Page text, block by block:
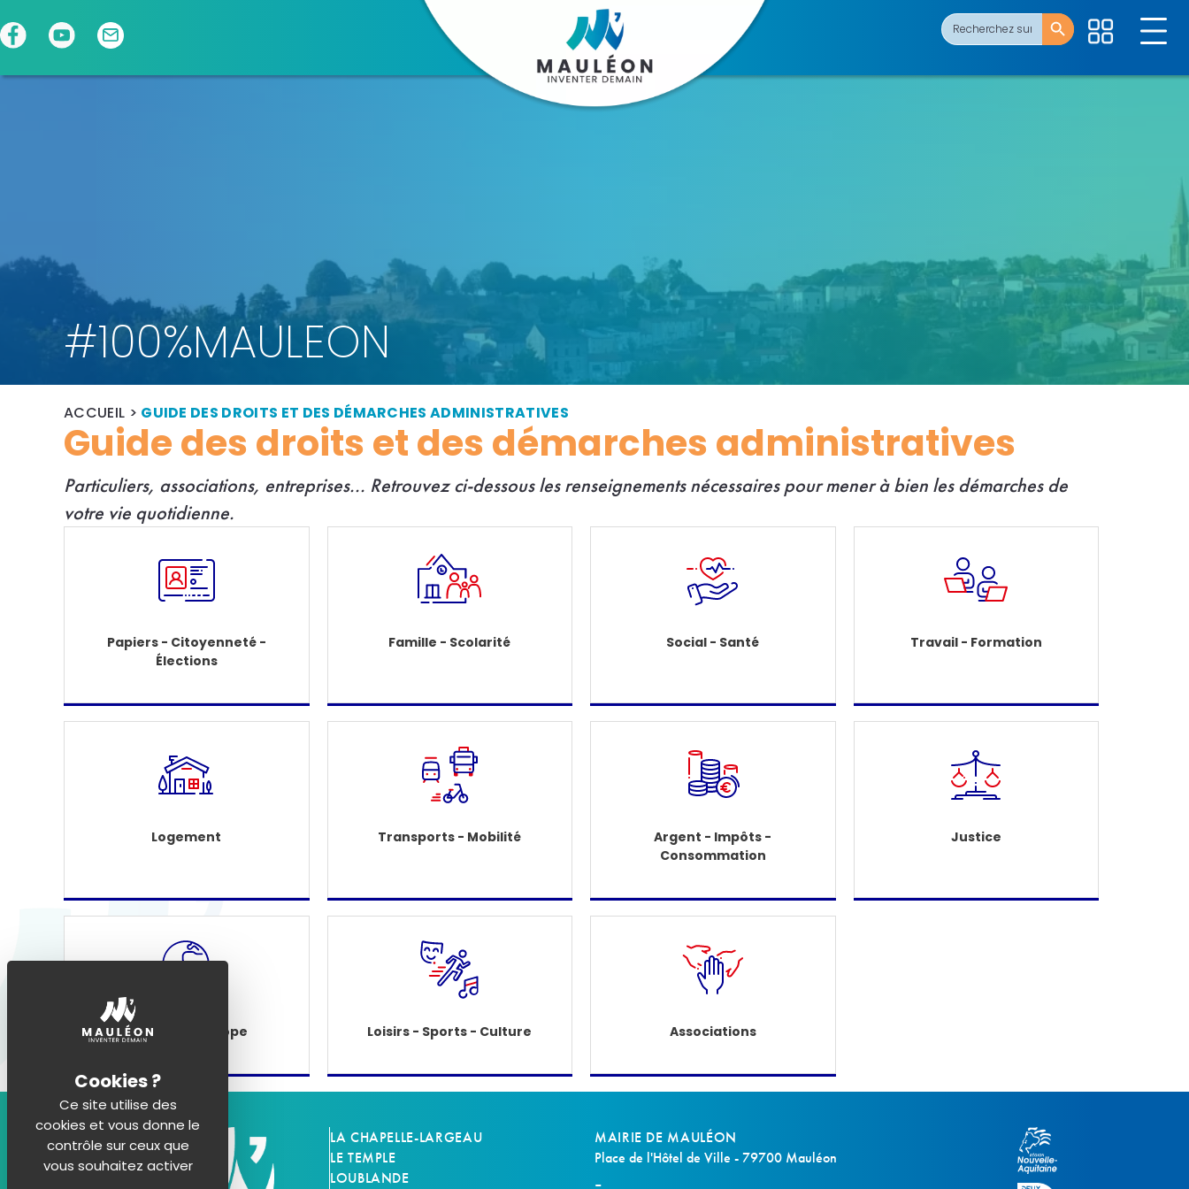
Search
for:
Search Button
#100%MAULEON
ACCUEIL > GUIDE DES DROITS ET DES DÉMARCHES ADMINISTRATIVES
Guide des droits et des démarches administratives
Particuliers, associations, entreprises... Retrouvez ci-dessous les renseignements nécessaires pour mener à bien les démarches de
votre vie quotidienne.
Papiers - Citoyenneté -
Élections
Famille - Scolarité Social - Santé Travail - Formation
Logement Transports - Mobilité
Argent - Impôts -
Consommation
Justice
Étranger - Europe Loisirs - Sports - Culture Associations
LA CHAPELLE-LARGEAU
LE TEMPLE
LOUBLANDE
MAIRIE DE MAULÉON
Place de l'Hôtel de Ville - 79700 Mauléon
Ce site utilise des
cookies et vous donne le
contrôle sur ceux que
vous souhaitez activer